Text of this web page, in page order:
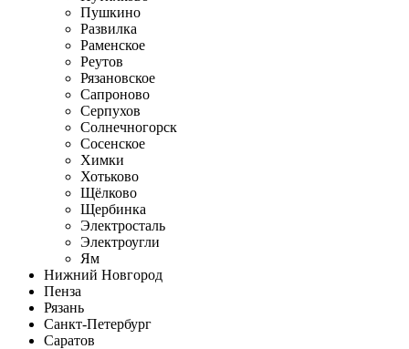
Пушкино
Развилка
Раменское
Реутов
Рязановское
Сапроново
Серпухов
Солнечногорск
Сосенское
Химки
Хотьково
Щёлково
Щербинка
Электросталь
Электроугли
Ям
Нижний Новгород
Пенза
Рязань
Санкт-Петербург
Саратов